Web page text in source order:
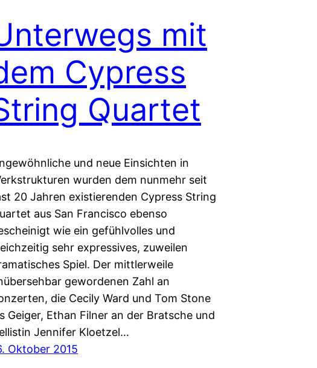
mit
Cypress
Quartet
und neue Einsichten in
wurden dem nunmehr seit
20 Jahren existierenden Cypress String
aus San Francisco ebenso
wie ein gefühlvolles und
sehr expressives, zuweilen
Spiel. Der mittlerweile
gewordenen Zahl an
die Cecily Ward und Tom Stone
Geiger, Ethan Filner an der Bratsche und
Jennifer Kloetzel…
Oktober 2015